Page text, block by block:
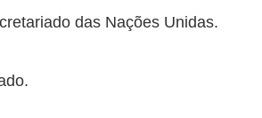
das Nações Unidas.